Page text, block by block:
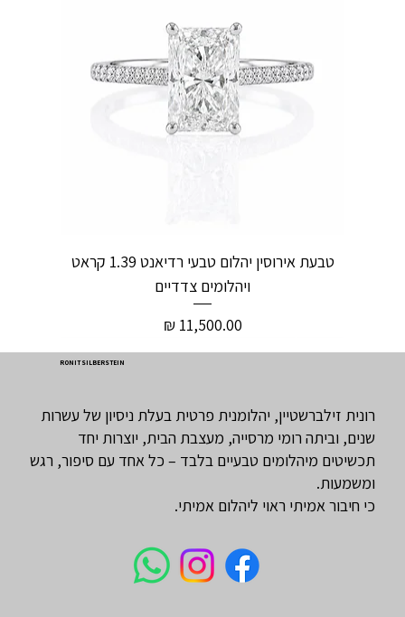
טבעת אירוסין יהלום טבעי רדיאנט 1.39 קראט
ויהלומים צדדיים
מחיר
RONIT SILBERSTEIN
רונית זילברשטיין, יהלומנית פרטית בעלת ניסיון של עשרות
שנים, וביתה רומי מרסייה, מעצבת הבית, יוצרות יחד
תכשיטים מיהלומים טבעיים בלבד – כל אחד עם סיפור, רגש
ומשמעות.
כי חיבור אמיתי ראוי ליהלום אמיתי.